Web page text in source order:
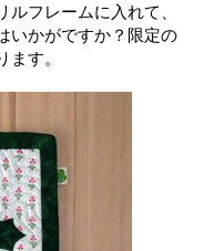
フレームに入れて、
いかがですか？限定の
す。